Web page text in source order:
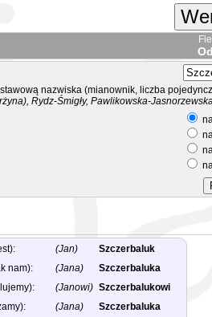
nazwiska (mianownik, liczba
Rydz-Śmigły, Pawlikowska-
(Jan)
Szczerbaluk
nam):
(Jana)
Szczerbaluka
(Janowi) Szczerbalukowi
(Jana)
Szczerbaluka